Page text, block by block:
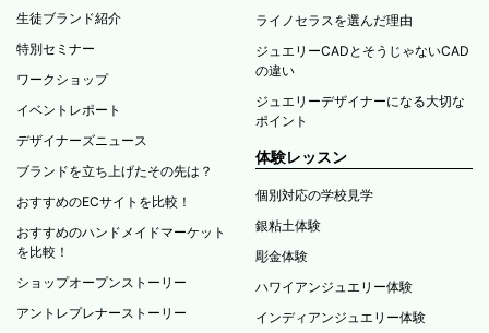
生徒ブランド紹介
特別セミナー
ワークショップ
イベントレポート
デザイナーズニュース
ブランドを立ち上げたその先は？
おすすめのECサイトを比較！
おすすめのハンドメイドマーケット
を比較！
ショップオープンストーリー
アントレプレナーストーリー
ライノセラスを選んだ理由
ジュエリーCADとそうじゃないCAD
の違い
ジュエリーデザイナーになる大切な
ポイント
体験レッスン
個別対応の学校見学
銀粘土体験
彫金体験
ハワイアンジュエリー体験
インディアンジュエリー体験